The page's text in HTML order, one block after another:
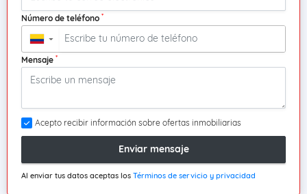
Número de teléfono *
▼
Mensaje *
Acepto recibir información sobre ofertas inmobiliarias
Enviar mensaje
Al enviar tus datos aceptas los Términos de servicio y privacidad